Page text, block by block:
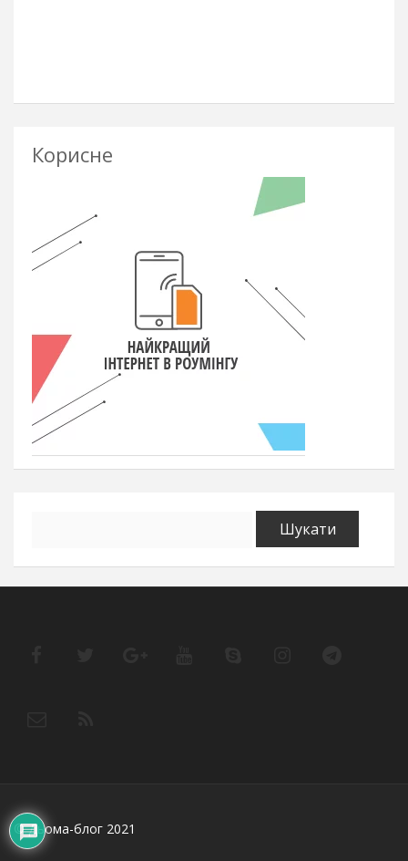
Корисне
© Дьома-блог 2021